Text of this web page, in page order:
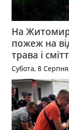
На
пожеж на
трава і
Субота, 8